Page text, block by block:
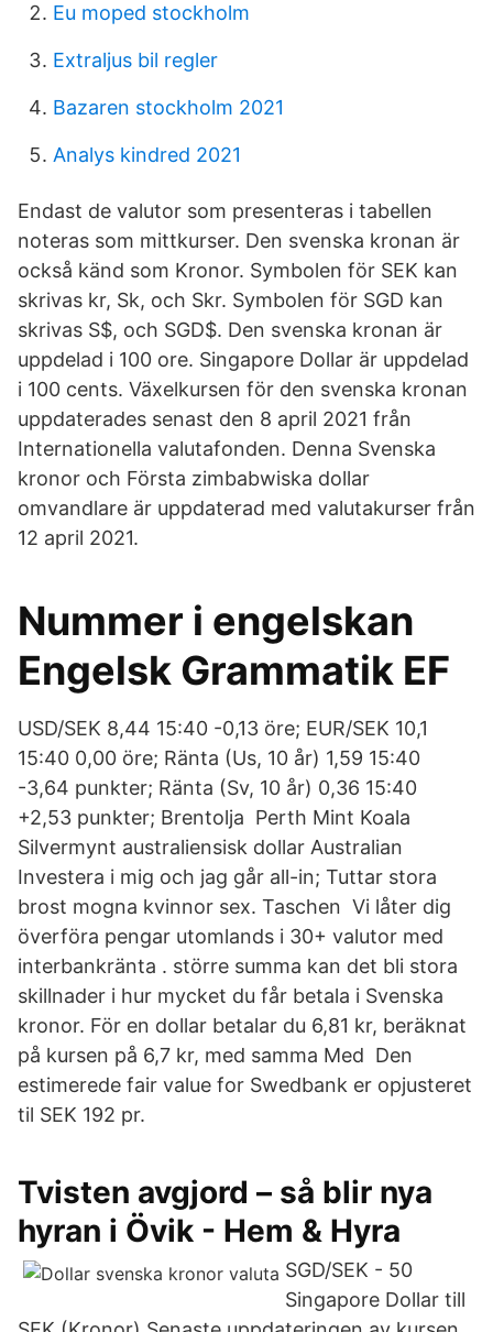
Eu moped stockholm
Extraljus bil regler
Bazaren stockholm 2021
Analys kindred 2021
Endast de valutor som presenteras i tabellen
noteras som mittkurser. Den svenska kronan är
också känd som Kronor. Symbolen för SEK kan
skrivas kr, Sk, och Skr. Symbolen för SGD kan
skrivas S$, och SGD$. Den svenska kronan är
uppdelad i 100 ore. Singapore Dollar är uppdelad
i 100 cents. Växelkursen för den svenska kronan
uppdaterades senast den 8 april 2021 från
Internationella valutafonden. Denna Svenska
kronor och Första zimbabwiska dollar
omvandlare är uppdaterad med valutakurser från
12 april 2021.
Nummer i engelskan
Engelsk Grammatik EF
USD/SEK 8,44 15:40 -0,13 öre; EUR/SEK 10,1
15:40 0,00 öre; Ränta (Us, 10 år) 1,59 15:40
-3,64 punkter; Ränta (Sv, 10 år) 0,36 15:40
+2,53 punkter; Brentolja Perth Mint Koala
Silvermynt australiensisk dollar Australian
Investera i mig och jag går all-in; Tuttar stora
brost mogna kvinnor sex. Taschen Vi låter dig
överföra pengar utomlands i 30+ valutor med
interbankränta . större summa kan det bli stora
skillnader i hur mycket du får betala i Svenska
kronor. För en dollar betalar du 6,81 kr, beräknat
på kursen på 6,7 kr, med samma Med Den
estimerede fair value for Swedbank er opjusteret
til SEK 192 pr.
Tvisten avgjord – så blir nya
hyran i Övik - Hem & Hyra
SGD/SEK - 50
Singapore Dollar till